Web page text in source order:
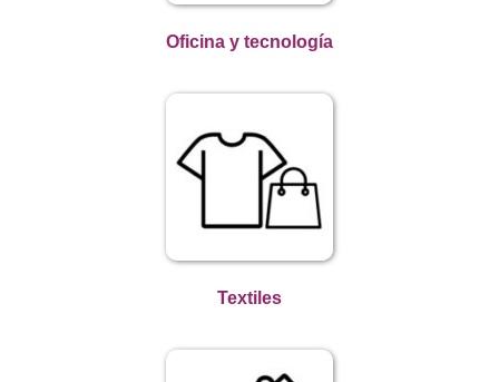
Oficina y tecnología
Textiles